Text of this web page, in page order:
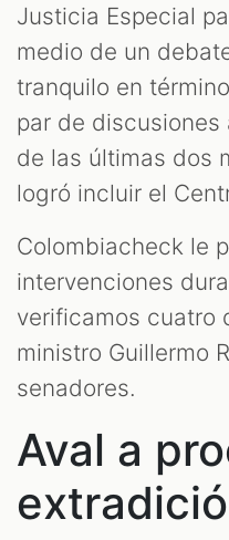
Justicia Especial
medio de un
tranquilo en
par de
de las últimas dos
logró incluir el
Colombiacheck le
intervenciones
verificamos cuatro
ministro Guillermo
senadores.
Aval a